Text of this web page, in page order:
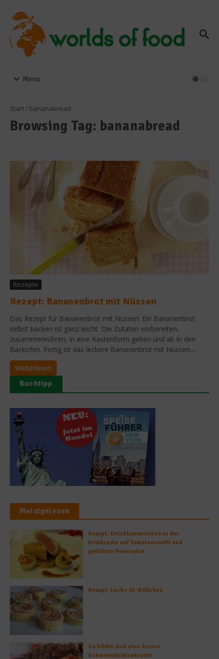
Menu
Start/ bananabread
Browsing Tag: bananabread
Rezepte
Rezept: Bananenbrot mit Nüssen
Das Rezept für Bananenbrot mit Nüssen: Ein Bananenbrot
selbst backen ist ganz leicht. Die Zutaten vorbereiten,
zusammenrühren, in eine Kastenform geben und ab in den
Backofen. Fertig ist das leckere Bananenbrot mit Nüssen....
Weiterlesen
Buchtipp
Meistgelesen
Rezept: Deichlammrücken in der
Brotkruste auf Tomatenconfit und
gefüllten Poveraden
Rezept: Lachs-Ei-Röllchen
So bildet sich eine krosse
Schweinebratenkruste